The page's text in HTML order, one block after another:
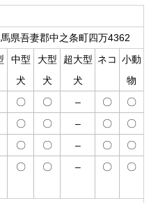
県吾妻郡中之条町四万4362
中型
犬
大型
犬
超大型
犬
ネコ 小動
物
〇 〇 – 〇
〇
〇 〇 – 〇
〇
〇 〇 – 〇
〇
〇 〇 – 〇 〇